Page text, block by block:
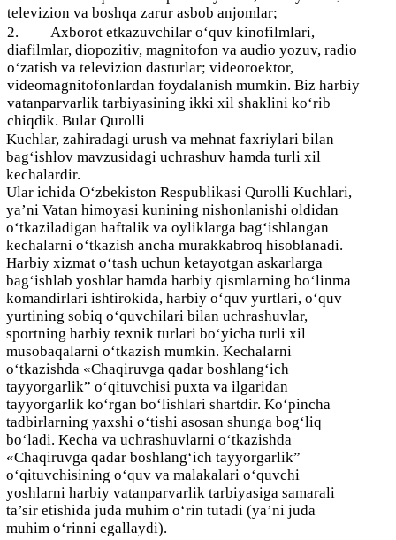
televizion va boshqa zarur asbob anjomlar;
2.
Axborot etkazuvchilar o‘quv kinofilmlari,
diafilmlar, diopozitiv, magnitofon va audio yozuv, radio
o‘zatish va televizion dasturlar; videoroektor,
videomagnitofonlardan foydalanish mumkin. Biz harbiy
vatanparvarlik tarbiyasining ikki xil shaklini ko‘rib
chiqdik. Bular Qurolli
Kuchlar, zahiradagi urush va mehnat faxriylari bilan
bag‘ishlov mavzusidagi uchrashuv hamda turli xil
kechalardir.
Ular ichida O‘zbekiston Respublikasi Qurolli Kuchlari,
ya’ni Vatan himoyasi kunining nishonlanishi oldidan
o‘tkaziladigan haftalik va oyliklarga bag‘ishlangan
kechalarni o‘tkazish ancha murakkabroq hisoblanadi.
Harbiy xizmat o‘tash uchun ketayotgan askarlarga
bag‘ishlab yoshlar hamda harbiy qismlarning bo‘linma
komandirlari ishtirokida, harbiy o‘quv yurtlari, o‘quv
yurtining sobiq o‘quvchilari bilan uchrashuvlar,
sportning harbiy texnik turlari bo‘yicha turli xil
musobaqalarni o‘tkazish mumkin. Kechalarni
o‘tkazishda «Chaqiruvga qadar boshlang‘ich
tayyorgarlik” o‘qituvchisi puxta va ilgaridan
tayyorgarlik ko‘rgan bo‘lishlari shartdir.Ko‘pincha
tadbirlarning yaxshi o‘tishi asosan shunga bog‘liq
bo‘ladi. Kecha va uchrashuvlarni o‘tkazishda
«Chaqiruvga qadar boshlang‘ich tayyorgarlik”
o‘qituvchisining o‘quv va malakalari o‘quvchi
yoshlarni harbiy vatanparvarlik tarbiyasiga samarali
ta’sir etishida juda muhim o‘rin tutadi (ya’ni juda
muhim o‘rinni egallaydi).